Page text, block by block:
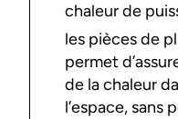
chaleur de
les pièces de
permet
de la chaleur
l’espace, sans